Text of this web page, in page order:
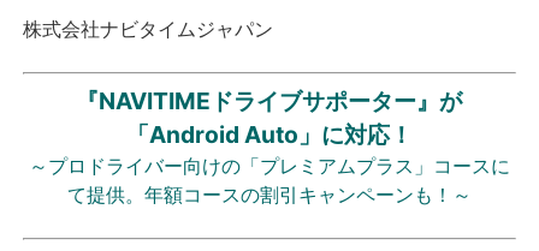
おしらせ
サービス
個人向けサービス
法人向けサービス
株式会社ナビタイムジャパン
『NAVITIMEドライブサポーター』が
「Android Auto」に対応！
～プロドライバー向けの「プレミアムプラス」コースに
て提供。年額コースの割引キャンペーンも！～